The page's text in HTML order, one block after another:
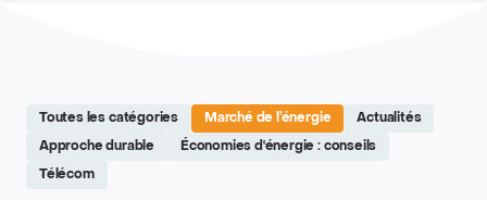
Toutes les catégories Marché de l’énergie Actualités
Approche durable Économies d'énergie : conseils
Télécom